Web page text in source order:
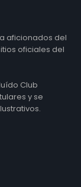
aficionados del
oficiales del
Club
y se